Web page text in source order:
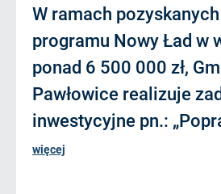
W ramach
programu Nowy Ład w
ponad 6 500 000 zł,
Pawłowice realizuje
inwestycyjne pn.:
więcej